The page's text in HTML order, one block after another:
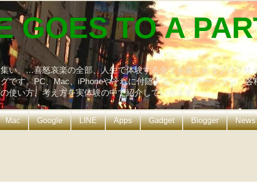
GOES TO A
い、…喜怒哀楽の全部、人生で体験する全てを楽しもうブログサ
です。PC、Mac、iPhoneやそれに付随するアプリケーション、
使い方、考え方を実体験の中で紹介していきます。
Mac Google LINE Apps Gadget Blogger News